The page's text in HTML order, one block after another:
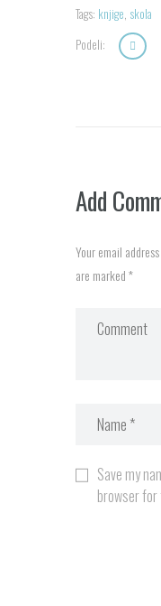
Tags: knjige skola
Podeli:
Add
Your email
are marked *
Save my
browser